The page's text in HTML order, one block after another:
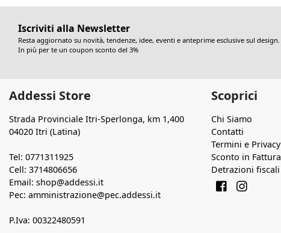
Iscriviti alla Newsletter
Resta aggiornato su novità, tendenze, idee, eventi e anteprime esclusive sul design.
In più per te un coupon sconto del 3%
Addessi Store
Strada Provinciale Itri-Sperlonga, km 1,400
04020 Itri (Latina)
Tel: 0771311925
Cell: 3714806656
Email: shop@addessi.it
Pec: amministrazione@pec.addessi.it
P.Iva: 00322480591
Scoprici
Chi Siamo
Contatti
Termini e Privacy
Sconto in Fattura
Detrazioni fiscali